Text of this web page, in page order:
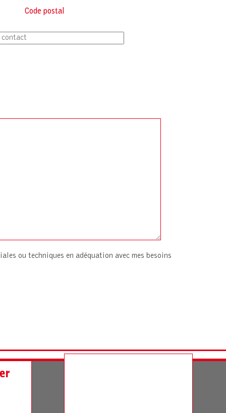
ou techniques en adéquation avec mes besoins